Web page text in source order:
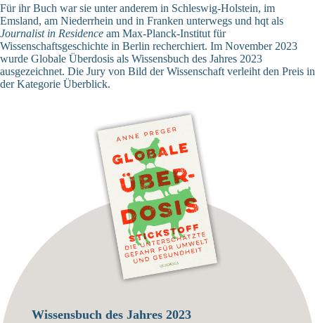
Für ihr Buch war sie unter anderem in Schleswig-Holstein, im
Emsland, am Niederrhein und in Franken unterwegs und hqt als
Journalist in Residence am Max-Planck-Institut für
Wissenschaftsgeschichte in Berlin recherchiert. Im November 2023
wurde Globale Überdosis als Wissensbuch des Jahres 2023
ausgezeichnet. Die Jury von Bild der Wissenschaft verleiht den Preis in
der Kategorie Überblick.
Wissensbuch des Jahres 2023